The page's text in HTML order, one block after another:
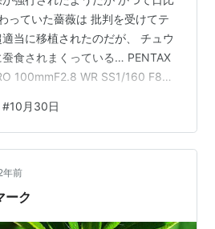
っていた薔薇は 批判を受けてテ
当に移植されたのだが、 チュウ
食されまくっている… PENTAX
100mmF2.8 WR SS1/160 F8
低いことで知られている。 今回
％と戦後三番目に低い投票
投票に来なかった人の数は、 第一
よりはるかに多い。 しかし、実
選挙…
#10月30日
年前
ーク